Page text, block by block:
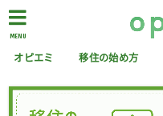
MENU
オピエミ 移住の始め方